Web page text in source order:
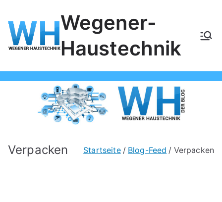
Inhalt
springen
Wegener-
Haustechnik
Verpacken Startseite Blog-Feed Verpacken